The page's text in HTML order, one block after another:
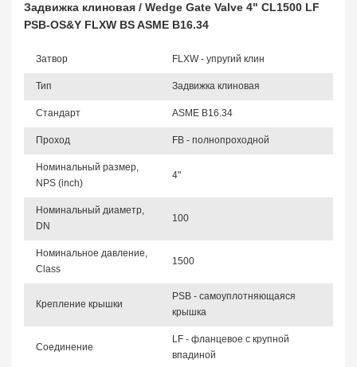
Задвижка клиновая / Wedge Gate Valve 4" CL1500 LF
PSB-OS&Y FLXW BS ASME B16.34
Затвор FLXW - упругий клин
Тип Задвижка клиновая
Стандарт ASME B16.34
Проход FB - полнопроходной
Номинальный размер,
NPS (inch)
4"
Номинальный диаметр,
DN
100
Номинальное давление,
Class
1500
Крепление крышки
PSB - самоуплотняющаяся
крышка
Соединение
LF - фланцевое с крупной
впадиной